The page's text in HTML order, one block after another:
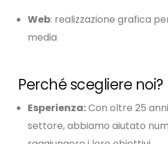
Web: realizzazione grafica
media
Perché scegliere noi?
Esperienza:Con oltre 25
settore, abbiamo aiutato